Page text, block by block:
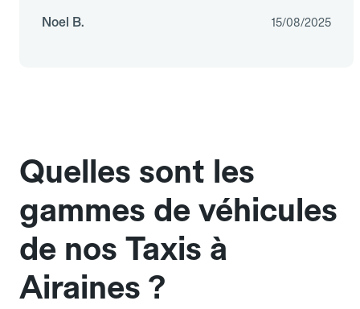
Noel B. 15/08/2025
Quelles sont les
gammes de véhicules
de nos Taxis à
Airaines ?